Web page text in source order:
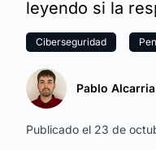
leyendo si la
Ciberseguridad
Pablo
Publicado el 23 de